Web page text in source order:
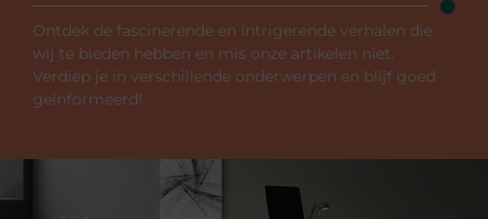
Ontdek de fascinerende en intrigerende verhalen die
wij te bieden hebben en mis onze artikelen niet.
Verdiep je in verschillende onderwerpen en blijf goed
geïnformeerd!